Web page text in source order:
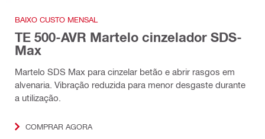
BAIXO CUSTO MENSAL
TE 500-AVR Martelo cinzelador SDS-
Max
Martelo SDS Max para cinzelar betão e abrir rasgos em
alvenaria. Vibração reduzida para menor desgaste durante
a utilização.
COMPRAR AGORA